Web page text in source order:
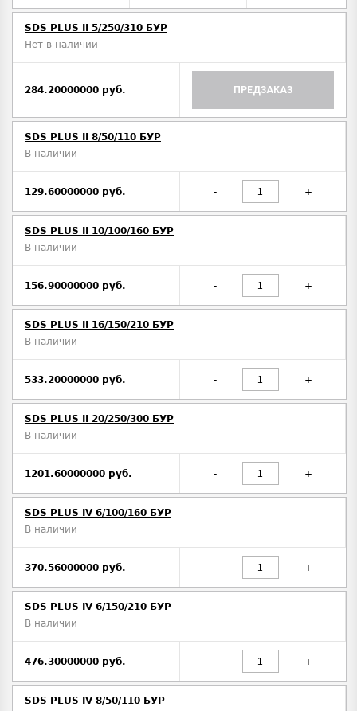
SDS PLUS II 5/250/310 БУР
Нет в наличии
284.20000000 руб. ПРЕДЗАКАЗ
SDS PLUS II 8/50/110 БУР
В наличии
129.60000000 руб. - +
SDS PLUS II 10/100/160 БУР
В наличии
156.90000000 руб. - +
SDS PLUS II 16/150/210 БУР
В наличии
533.20000000 руб. - +
SDS PLUS II 20/250/300 БУР
В наличии
1201.60000000 руб. - +
SDS PLUS IV 6/100/160 БУР
В наличии
370.56000000 руб. - +
SDS PLUS IV 6/150/210 БУР
В наличии
476.30000000 руб. - +
SDS PLUS IV 8/50/110 БУР